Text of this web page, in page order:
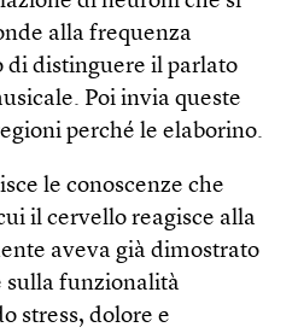
alla frequenza
di distinguere il parlato
Poi invia queste
perché le elaborino.
le conoscenze che
il cervello reagisce alla
aveva già dimostrato
sulla funzionalità
stress, dolore e